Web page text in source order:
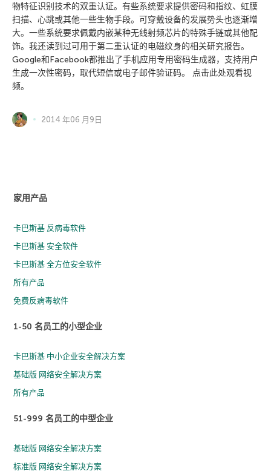
物特征识别技术的双重认证。有些系统要求提供密码和指纹、虹膜
扫描、心跳或其他一些生物手段。可穿戴设备的发展势头也逐渐增
大。一些系统要求佩戴内嵌某种无线射频芯片的特殊手链或其他配
饰。我还读到过可用于第二重认证的电磁纹身的相关研究报告。
Google和Facebook都推出了手机应用专用密码生成器，支持用户
生成一次性密码，取代短信或电子邮件验证码。 点击此处观看视
频。
2014 年06 月9日
家用产品
卡巴斯基 反病毒软件
卡巴斯基 安全软件
卡巴斯基 全方位安全软件
所有产品
免费反病毒软件
1-50 名员工的小型企业
卡巴斯基 中小企业安全解决方案
基础版 网络安全解决方案
所有产品
51-999 名员工的中型企业
基础版 网络安全解决方案
标准版 网络安全解决方案